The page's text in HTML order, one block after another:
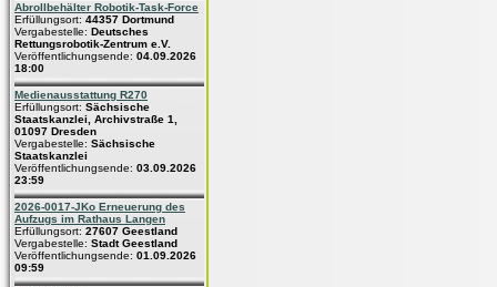
Abrollbehälter Robotik-Task-Force
Erfüllungsort: 44357 Dortmund
Vergabestelle: Deutsches
Rettungsrobotik-Zentrum e.V.
Veröffentlichungsende: 04.09.2026
18:00
Medienausstattung R270
Erfüllungsort: Sächsische
Staatskanzlei, Archivstraße 1,
01097 Dresden
Vergabestelle: Sächsische
Staatskanzlei
Veröffentlichungsende: 03.09.2026
23:59
2026-0017-JKo Erneuerung des
Aufzugs im Rathaus Langen
Erfüllungsort: 27607 Geestland
Vergabestelle: Stadt Geestland
Veröffentlichungsende: 01.09.2026
09:59